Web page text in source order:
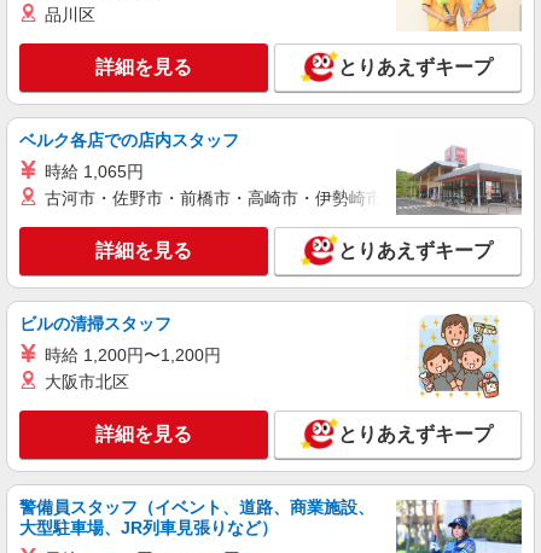
≪携帯販売｜家電量販店のソフトバンクコーナ
時給1500円 ◆交通費規定支給
神奈川県厚木市
キープ
正社員
株式会社ケーズホールディングス
接客スタッフ(総合職)
大卒：基本給 260,000円 短大・専門卒：基本
給 240,000円 高卒：基本給 225,000円 ※上記
は2026年4月実績。 ※経験・年齢などを考慮し、
加給・優遇いたします。 ・各種手当 役職、通勤、
店舗名：厚木店 住所：神奈川県厚木市田村町1
番26号 ※入社時の人員状況により、近隣の他店舗
へ配属される可能性がございます。 ※入社数年後
は、関東全域（茨城県、東京都、千葉県、埼玉
県、神奈川県、栃木県、群馬県）及び山梨県内で
の転居を伴う転勤があります。
キープ 詳細を見る
株式会社日本パーソナルビジネス 首都圏支社（T11_1352）
≪携帯販売｜家電量販店のソフトバンクコーナ
ー≫
品川区
詳細を見る とりあえずキープ
ベルク各店での店内スタッフ
時給 1,065円
古河市・佐野市・前橋市・高崎市・伊勢崎市・太田市・館林市
詳細を見る とりあえずキープ
ビルの清掃スタッフ
時給 1,200円〜1,200円
大阪市北区
詳細を見る とりあえずキープ
警備員スタッフ（イベント、道路、商業施設、
大型駐車場、JR列車見張りなど）